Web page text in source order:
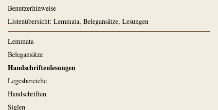
Benutzerhinweise
Listenübersicht: Lemmata, Belegansätze, Lesungen
Lemmata
Belegansätze
Handschriftenlesungen
Legesbereiche
Handschriften
Siglen